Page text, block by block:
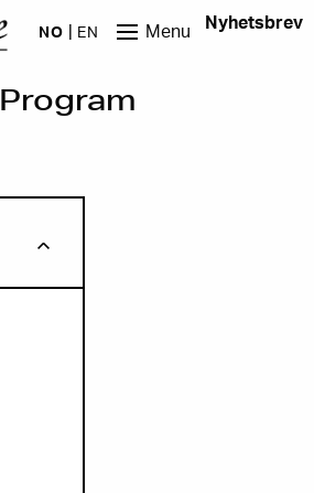
NO EN Menu Nyhetsbrev
Program